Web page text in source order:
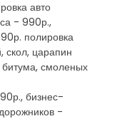
авто
- 990р.,
полировка
скол, царапин
битума, смоленых
бизнес-
-